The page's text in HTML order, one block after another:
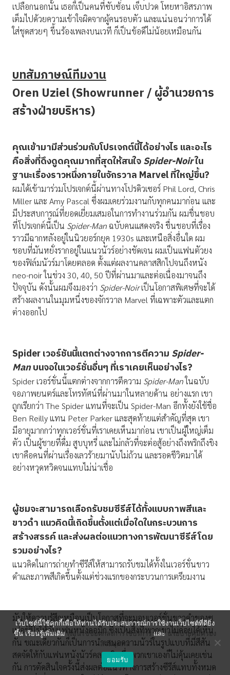
เปลือกนอกนั้น เธอก็เป็นคนที่ซับซ้อน เจ็บปวด โหยหาอิสรภาพ
เต็มไปด้วยความเข้าใจผิดจากผู้คนรอบตัว และแน่นอนว่าการได้
ใส่ชุดสวยๆ ขึ้นร้องเพลงบนเวที ก็เป็นข้อดีไม่น้อยเหมือนกัน
บทสัมภาษณ์ทีมงาน
Oren Uziel (Showrunner / ผู้อำนวยการ
สร้างฝ่ายบริหาร)
คุณเข้ามามีส่วนร่วมกับโปรเจกต์นี้ได้อย่างไร และอะไร
คือสิ่งที่ดึงดูดคุณมากที่สุดให้สนใจSpider-Noirใน
ฐานะเรื่องราวหนึ่งภายในจักรวาล Marvelที่ใหญ่ขึ้น?
ผมได้เข้ามาร่วมโปรเจกต์นี้ผ่านทางโปรดิวเซอร์ Phil Lord, Chris
Miller และ Amy Pascal ซึ่งผมเคยร่วมงานกับทุกคนมาก่อน และ
มีประสบการณ์ที่ยอดเยี่ยมเสมอในการทำงานร่วมกัน ผมชื่นชอบ
ที่โปรเจกต์นี้เป็น Spider-Man ฉบับคนแสดงจริง ชื่นชอบที่เรื่อง
ราวมีฉากหลังอยู่ในนิวยอร์กยุค 1930s และเหนือสิ่งอื่นใด ผม
ชอบที่มันหยั่งรากอยู่ในแนวนัวร์อย่างชัดเจน ผมเป็นแฟนตัวยง
ของฟิล์มนัวร์มาโดยตลอด ตั้งแต่ผลงานคลาสสิกไปจนถึงหนัง
neo-noir ในช่วง 30, 40, 50 ปีที่ผ่านมาและต่อเนื่องมาจนถึง
ปัจจุบัน ดังนั้นผมจึงมองว่า Spider-Noirเป็นโอกาสพิเศษที่จะได้
สร้างผลงานในมุมหนึ่งของจักรวาล Marvel ที่เฉพาะตัวและแตก
ต่างออกไป
Spiderเวอร์ชันนี้แตกต่างจากการตีความ Spider-
Manบนจอในเวอร์ชั่นอื่นๆ ที่เราเคยเห็นอย่างไร?
Spider เวอร์ชั่นนี้แตกต่างจากการตีความ Spider-Manในฉบับ
จอภาพยนตร์และโทรทัศน์ที่ผ่านมาในหลายด้าน อย่างแรก เขา
ถูกเรียกว่า The Spider แทนที่จะเป็น Spider-Man อีกทั้งยังใช้ชื่อ
Ben Reilly แทน Peter Parker และสุดท้ายแต่สำคัญที่สุด เขา
มีอายุมากกว่าทุกเวอร์ชั่นที่เราเคยเห็นมาก่อน เขาเป็นผู้ใหญ่เต็ม
ตัว เป็นผู้ชายที่ดื่ม สูบบุหรี่ และไม่กลัวที่จะต่อสู้อย่างถึงพริกถึงขิง
เขาคือคนที่ผ่านเรื่องเลวร้ายมานับไม่ถ้วน และรอดชีวิตมาได้
อย่างหวุดหวิดจนแทบไม่น่าเชื่อ
ผู้ชมจะสามารถเลือกรับชมซีรีส์ได้ทั้งแบบภาพสีและ
ขาวดำ แนวคิดนี้เกิดขึ้นตั้งแต่เมื่อใดในกระบวนการ
สร้างสรรค์ และส่งผลต่อแนวทางการพัฒนาซีรีส์โดย
รวมอย่างไร?
แนวคิดในการถ่ายทำซีรีส์ให้สามารถรับชมได้ทั้งในเวอร์ชั่นขาว
ดำและภาพสีเกิดขึ้นตั้งแต่ช่วงแรกของกระบวนการเตรียมงาน
มันให้ความรู้สึกเหมือนเป็นโอกาสที่จะมอบเวอร์ชั่นขาวดำของซู
เปอร์ฮีโร่ให้กับแฟนหนังคอมิก ซึ่งเป็นสิ่งที่พวกเขาไม่ค่อยได้เห็น
กัน ขณะเดียวกันก็เป็นการนำเสนอความนัวร์ในรูปแบบที่มีสีสัน
สดจัดให้กับแฟนหนังนัวร์คลาสสิก ซึ่งพวกเขาเองก็ไม่คุ้นเคยเช่น
กัน การตัดสินใจครั้งนี้ส่งผลต่อแนวทางการสร้างซีรีส์แทบทั้งหมด
เว็บไซต์นี้ใช้คุกกี้เพื่อให้ท่านได้รับประสบการณ์การใช้งานเว็บไซต์ที่ดียิ่ง
ขึ้น เรียนรู้เพิ่มเติมเงื่อนไขข้อตกลงการใช้บริการ และ นโยบายคุ้มครอง
ส่วนบุคคล
ยอมรับ